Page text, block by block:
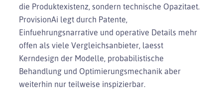
die Produktexistenz, sondern technische Opazitaet.
ProvisionAi legt durch Patente,
Einfuehrungsnarrative und operative Details mehr
offen als viele Vergleichsanbieter, laesst
Kerndesign der Modelle, probabilistische
Behandlung und Optimierungsmechanik aber
weiterhin nur teilweise inspizierbar.